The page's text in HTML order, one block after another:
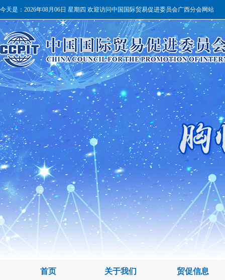
今天是： 2026年08月06日 星期四 欢迎访问中国国际贸易促进委员会广西分会网站
首页 关于我们 贸促信息